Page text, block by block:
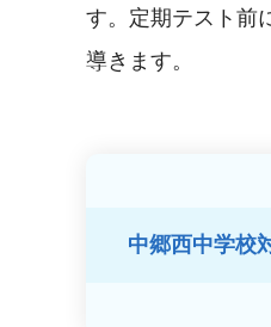
す。定期テスト前
導きます。
中郷西中学校